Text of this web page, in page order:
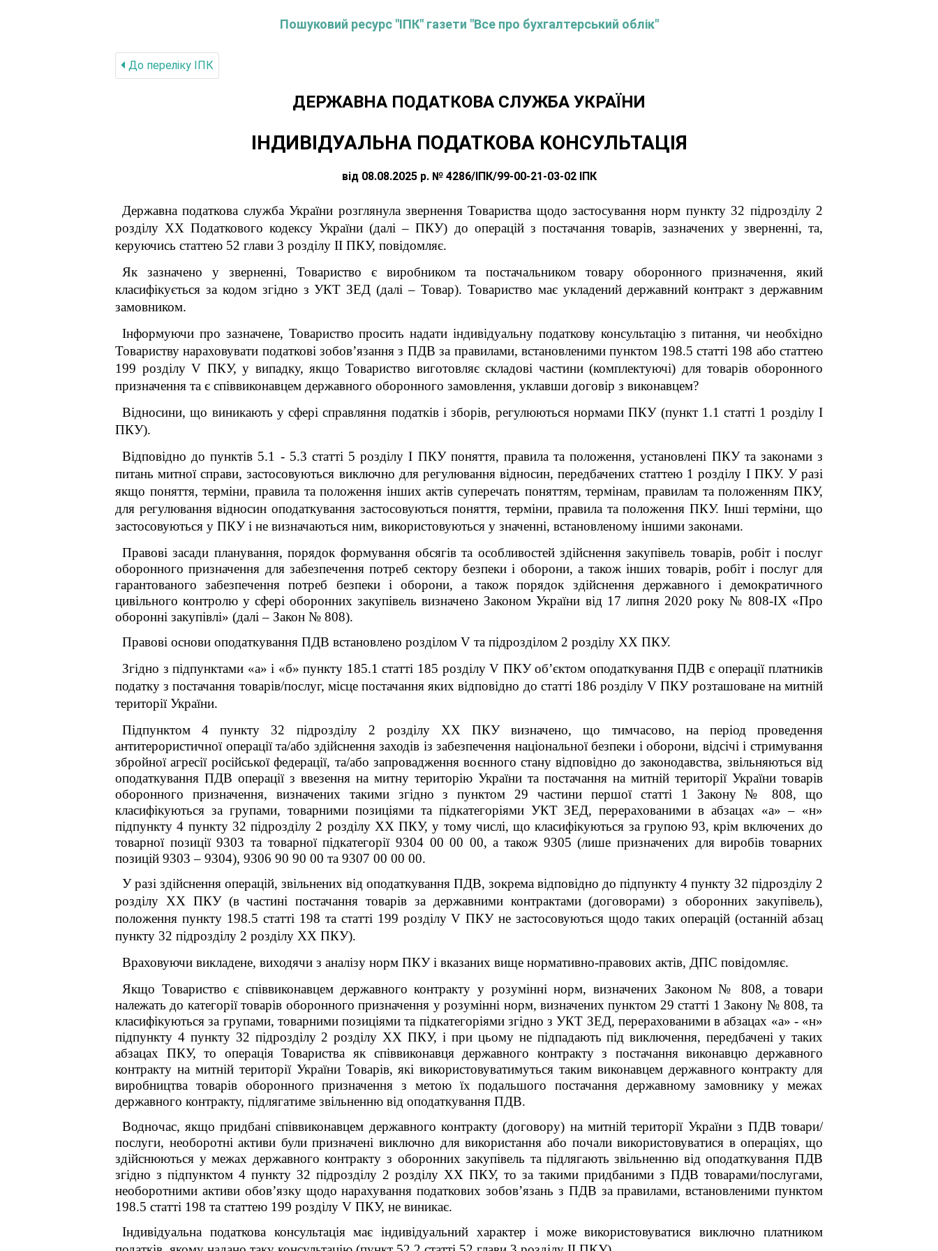
Пошуковий ресурс "ІПК" газети "Все про бухгалтерський облік"
До переліку IПК
ДЕРЖАВНА ПОДАТКОВА СЛУЖБА УКРАЇНИ
ІНДИВІДУАЛЬНА ПОДАТКОВА КОНСУЛЬТАЦІЯ
від 08.08.2025 р. № 4286/ІПК/99-00-21-03-02 ІПК
Державна податкова служба України розглянула звернення Товариства щодо застосування норм пункту 32 підрозділу 2
розділу XX Податкового кодексу України (далі – ПКУ) до операцій з постачання товарів, зазначених у зверненні, та,
керуючись статтею 52 глави 3 розділу ІІ ПКУ, повідомляє.
Як зазначено у зверненні, Товариство є виробником та постачальником товару оборонного призначення, який
класифікується за кодом згідно з УКТ ЗЕД (далі – Товар). Товариство має укладений державний контракт з державним
замовником.
Інформуючи про зазначене, Товариство просить надати індивідуальну податкову консультацію з питання, чи необхідно
Товариству нараховувати податкові зобов’язання з ПДВ за правилами, встановленими пунктом 198.5 статті 198 або статтею
199 розділуV ПКУ, у випадку, якщо Товариство виготовляє складові частини (комплектуючі) для товарів оборонного
призначення та є співвиконавцем державного оборонного замовлення, уклавши договір з виконавцем?
Відносини, що виникають у сфері справляння податків і зборів, регулюються нормами ПКУ (пункт 1.1 статті 1 розділу І
ПКУ).
Відповідно до пунктів 5.1 - 5.3 статті 5 розділу I ПКУ поняття, правила та положення, установлені ПКУ та законами з
питань митної справи, застосовуються виключно для регулювання відносин, передбачених статтею 1 розділу I ПКУ. У разі
якщо поняття, терміни, правила та положення інших актів суперечать поняттям, термінам, правилам та положенням ПКУ,
для регулювання відносин оподаткування застосовуються поняття, терміни, правила та положення ПКУ. Інші терміни, що
застосовуються у ПКУ і не визначаються ним, використовуються у значенні, встановленому іншими законами.
Правові засади планування, порядок формування обсягів та особливостей здійснення закупівель товарів, робіт і послуг
оборонного призначення для забезпечення потреб сектору безпеки і оборони, а також інших товарів, робіт і послуг для
гарантованого забезпечення потреб безпеки і оборони, а також порядок здійснення державного і демократичного
цивільного контролю у сфері оборонних закупівель визначено Законом України від 17 липня 2020 року № 808-IX «Про
оборонні закупівлі» (далі – Закон № 808).
Правові основи оподаткування ПДВ встановлено розділом V та підрозділом 2 розділу XX ПКУ.
Згідно з підпунктами «а» і «б» пункту 185.1 статті 185 розділу V ПКУ об’єктом оподаткування ПДВ є операції платників
податку з постачання товарів/послуг, місце постачання яких відповідно до статті 186 розділу V ПКУ розташоване на митній
території України.
Підпунктом 4 пункту 32 підрозділу 2 розділу XX ПКУ визначено, що тимчасово, на період проведення
антитерористичної операції та/або здійснення заходів із забезпечення національної безпеки і оборони, відсічі і стримування
збройної агресії російської федерації, та/або запровадження воєнного стану відповідно до законодавства, звільняються від
оподаткування ПДВ операції з ввезення на митну територію України та постачання на митній території України товарів
оборонного призначення, визначених такими згідно з пунктом 29 частини першої статті 1 Закону № 808, що
класифікуються за групами, товарними позиціями та підкатегоріями УКТ ЗЕД, перерахованими в абзацах «а» – «н»
підпункту 4 пункту 32 підрозділу 2 розділу XX ПКУ, у тому числі, що класифікуються за групою 93, крім включених до
товарної позиції 9303 та товарної підкатегорії 9304 00 00 00, а також 9305 (лише призначених для виробів товарних
позицій 9303 – 9304), 9306 90 90 00 та 9307 00 00 00.
У разі здійснення операцій, звільнених від оподаткування ПДВ, зокрема відповідно до підпункту 4 пункту 32 підрозділу 2
розділу XX ПКУ (в частині постачання товарів за державними контрактами (договорами) з оборонних закупівель),
положення пункту 198.5 статті 198 та статті 199 розділу V ПКУ не застосовуються щодо таких операцій (останній абзац
пункту 32 підрозділу 2 розділу XX ПКУ).
Враховуючи викладене, виходячи з аналізу норм ПКУ і вказаних вище нормативно-правових актів, ДПС повідомляє.
Якщо Товариство є співвиконавцем державного контракту у розумінні норм, визначених Законом № 808, а товари
належать до категорії товарів оборонного призначення у розумінні норм, визначених пунктом 29 статті 1 Закону № 808, та
класифікуються за групами, товарними позиціями та підкатегоріями згідно з УКТ ЗЕД, перерахованими в абзацах «а» - «н»
підпункту 4 пункту 32 підрозділу 2 розділу XX ПКУ, і при цьому не підпадають під виключення, передбачені у таких
абзацах ПКУ, то операція Товариства як співвиконавця державного контракту з постачання виконавцю державного
контракту на митній території України Товарів, які використовуватимуться таким виконавцем державного контракту для
виробництва товарів оборонного призначення з метою їх подальшого постачання державному замовнику у межах
державного контракту, підлягатиме звільненню від оподаткування ПДВ.
Водночас, якщо придбаніспіввиконавцем державного контракту (договору) на митній території України з ПДВ товари/
послуги, необоротні активи булипризначені виключно для використання або почали використовуватися в операціях,що
здійснюються у межах державного контракту з оборонних закупівель та підлягають звільненню від оподаткування ПДВ
згідно з підпунктом 4 пункту 32 підрозділу 2 розділу XX ПКУ, то за такими придбаними з ПДВ товарами/послугами,
необоротними активи обов’язку щодо нарахування податкових зобов’язань з ПДВ за правилами, встановленими пунктом
198.5 статті 198 та статтею 199 розділу V ПКУ, не виникає.
Індивідуальна податкова консультація має індивідуальний характер і може використовуватися виключно платником